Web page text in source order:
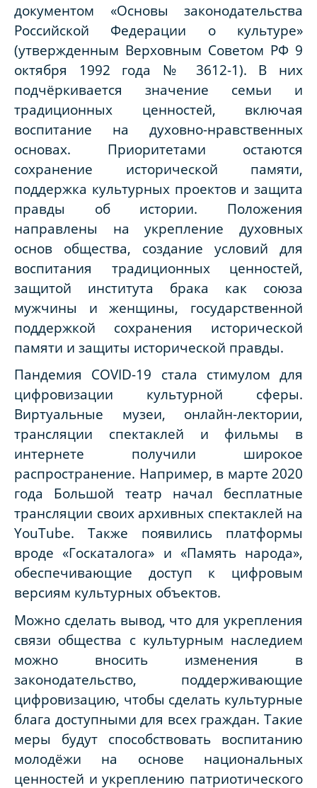
документом «Основы законодательства
Российской Федерации о культуре»
(утвержденным Верховным Советом РФ 9
октября 1992 года № 3612-1). В них
подчёркивается значение семьи и
традиционных ценностей, включая
воспитание на духовно-нравственных
основах. Приоритетами остаются
сохранение исторической памяти,
поддержка культурных проектов и защита
правды об истории. Положения
направлены на укрепление духовных
основ общества, создание условий для
воспитания традиционных ценностей,
защитой института брака как союза
мужчины и женщины, государственной
поддержкой сохранения исторической
памяти и защиты исторической правды.
Пандемия COVID-19 стала стимулом для
цифровизации культурной сферы.
Виртуальные музеи, онлайн-лектории,
трансляции спектаклей и фильмы в
интернете получили широкое
распространение. Например, в марте 2020
года Большой театр начал бесплатные
трансляции своих архивных спектаклей на
YouTube. Также появились платформы
вроде «Госкаталога» и «Память народа»,
обеспечивающие доступ к цифровым
версиям культурных объектов.
Можно сделать вывод, что для укрепления
связи общества с культурным наследием
можно вносить изменения в
законодательство, поддерживающие
цифровизацию, чтобы сделать культурные
блага доступными для всех граждан. Такие
меры будут способствовать воспитанию
молодёжи на основе национальных
ценностей и укреплению патриотического